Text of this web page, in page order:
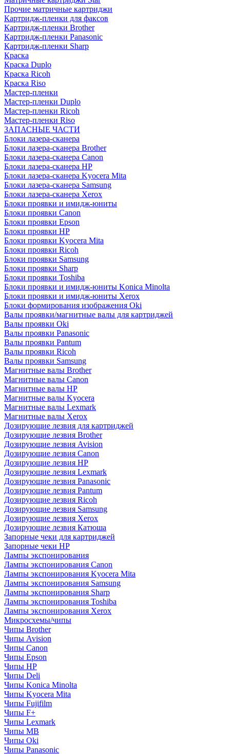
Прочие матричные картриджи
Картридж-пленки для факсов
Картридж-пленки Brother
Картридж-пленки Panasonic
Картридж-пленки Sharp
Краска
Краска Duplo
Краска Ricoh
Краска Riso
Мастер-пленки
Мастер-пленки Duplo
Мастер-пленки Ricoh
Мастер-пленки Riso
ЗАПАСНЫЕ ЧАСТИ
Блоки лазера-сканера
Блоки лазера-сканера Brother
Блоки лазера-сканера Canon
Блоки лазера-сканера HP
Блоки лазера-сканера Kyocera Mita
Блоки лазера-сканера Samsung
Блоки лазера-сканера Xerox
Блоки проявки и имидж-юниты
Блоки проявки Canon
Блоки проявки Epson
Блоки проявки HP
Блоки проявки Kyocera Mita
Блоки проявки Ricoh
Блоки проявки Samsung
Блоки проявки Sharp
Блоки проявки Toshiba
Блоки проявки и имидж-юниты Konica Minolta
Блоки проявки и имидж-юниты Xerox
Блоки формирования изображения Oki
Валы проявки/магнитные валы для картриджей
Валы проявки Oki
Валы проявки Panasonic
Валы проявки Pantum
Валы проявки Ricoh
Валы проявки Samsung
Магнитные валы Brother
Магнитные валы Canon
Магнитные валы HP
Магнитные валы Kyocera
Магнитные валы Lexmark
Магнитные валы Xerox
Дозирующие лезвия для картриджей
Дозирующие лезвия Brother
Дозирующие лезвия Avision
Дозирующие лезвия Canon
Дозирующие лезвия HP
Дозирующие лезвия Lexmark
Дозирующие лезвия Panasonic
Дозирующие лезвия Pantum
Дозирующие лезвия Ricoh
Дозирующие лезвия Samsung
Дозирующие лезвия Xerox
Дозирующие лезвия Катюша
Запорные чеки для картриджей
Запорные чеки HP
Лампы экспонирования
Лампы экспонирования Canon
Лампы экспонирования Kyocera Mita
Лампы экспонирования Samsung
Лампы экспонирования Sharp
Лампы экспонирования Toshiba
Лампы экспонирования Xerox
Микросхемы/чипы
Чипы Brother
Чипы Avision
Чипы Canon
Чипы Epson
Чипы HP
Чипы Deli
Чипы Konica Minolta
Чипы Kyocera Mita
Чипы Fujifilm
Чипы F+
Чипы Lexmark
Чипы MB
Чипы Oki
Чипы Panasonic